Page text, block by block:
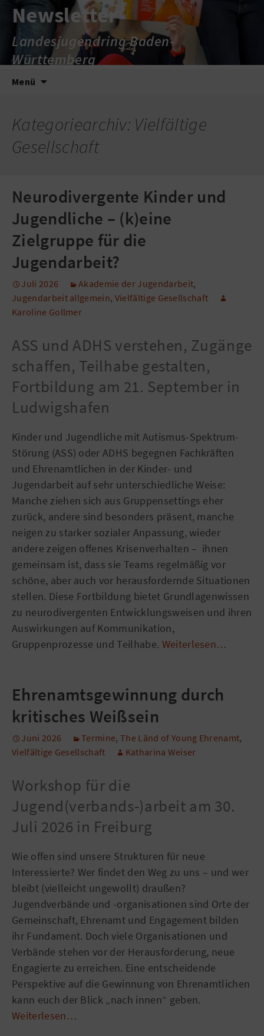
Newsletter
Landesjugendring Baden-
Württemberg
Menü
Kategoriearchiv: Vielfältige
Gesellschaft
Neurodivergente Kinder und
Jugendliche – (k)eine
Zielgruppe für die
Jugendarbeit?
Juli 2026 Akademie der Jugendarbeit,
Jugendarbeit allgemein, Vielfältige Gesellschaft
Karoline Gollmer
ASS und ADHS verstehen, Zugänge
schaffen, Teilhabe gestalten,
Fortbildung am 21. September in
Ludwigshafen
Kinder und Jugendliche mit Autismus-Spektrum-
Störung (ASS) oder ADHS begegnen Fachkräften
und Ehrenamtlichen in der Kinder- und
Jugendarbeit auf sehr unterschiedliche Weise:
Manche ziehen sich aus Gruppensettings eher
zurück, andere sind besonders präsent, manche
neigen zu starker sozialer Anpassung, wieder
andere zeigen offenes Krisenverhalten – ihnen
gemeinsam ist, dass sie Teams regelmäßig vor
schöne, aber auch vor herausfordernde Situationen
stellen. Diese Fortbildung bietet Grundlagenwissen
zu neurodivergenten Entwicklungsweisen und ihren
Auswirkungen auf Kommunikation,
Gruppenprozesse und Teilhabe. Weiterlesen…
Ehrenamtsgewinnung durch
kritisches Weißsein
Juni 2026 Termine,The Länd of Young Ehrenamt,
Vielfältige Gesellschaft
Katharina Weiser
Workshop für die
Jugend(verbands-)arbeit am 30.
Juli 2026 in Freiburg
Wie offen sind unsere Strukturen für neue
Interessierte? Wer findet den Weg zu uns – und wer
bleibt (vielleicht ungewollt) draußen?
Jugendverbände und -organisationen sind Orte der
Gemeinschaft, Ehrenamt und Engagement bilden
ihr Fundament. Doch viele Organisationen und
Verbände stehen vor der Herausforderung, neue
Engagierte zu erreichen. Eine entscheidende
Perspektive auf die Gewinnung von Ehrenamtlichen
kann euch der Blick „nach innen“ geben.
Weiterlesen…